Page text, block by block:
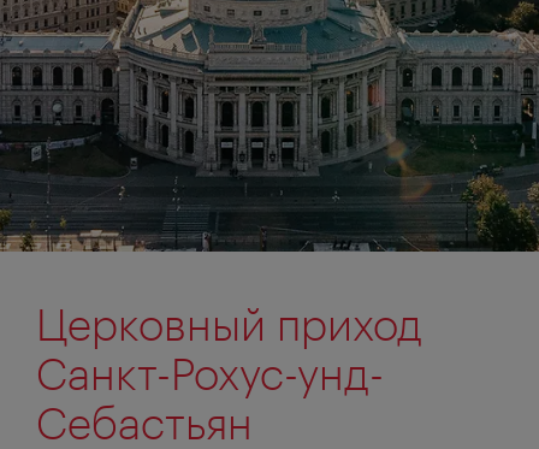
Церковный приход
Санкт-Рохус-унд-
Себастьян